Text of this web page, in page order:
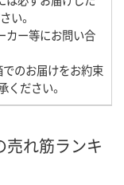
い。
カー等にお問い合
でのお届けをお約束
ださい。
売れ筋ランキ